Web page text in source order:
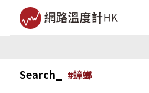
Search_ #蟑螂